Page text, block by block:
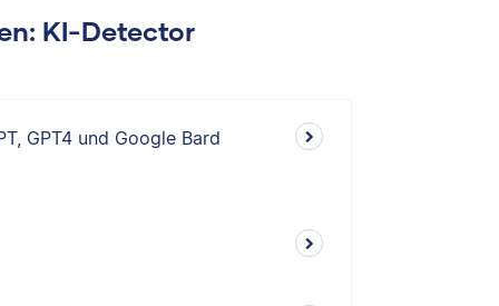
KI-Detector
GPT4 und Google Bard